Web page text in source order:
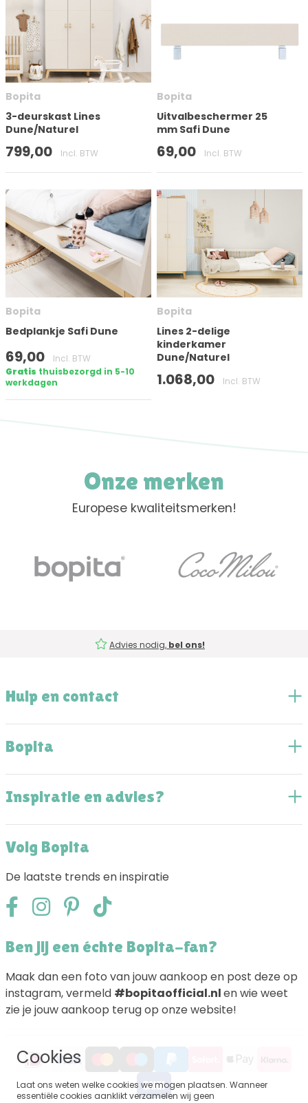
Bopita
3-deurskast Lines
Dune/Naturel
799,00 Incl. BTW
Bopita
Uitvalbeschermer 25
mm Safi Dune
69,00 Incl. BTW
Bopita
Bedplankje Safi Dune
69,00
Incl. BTW
Gratis thuisbezorgd in 5-10
werkdagen
Bopita
Lines 2-delige
kinderkamer
Dune/Naturel
1.068,00 Incl. BTW
Onze merken
Europese kwaliteitsmerken!
Advies nodig, bel ons!
Hulp en contact
Bopita
Inspiratie en advies?
Volg Bopita
De laatste trends en inspiratie
Ben jij een échte Bopita-fan?
Maak dan een foto van jouw aankoop en post deze op
instagram, vermeld #bopitaofficial.nlen wie weet
zie je jouw aankoop terug op onze website!
Cookies
Laat ons weten welke cookies we mogen plaatsen. Wanneer
essentiële cookies aanklikt verzamelen wij geen